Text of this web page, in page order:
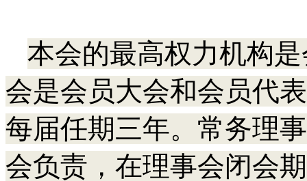
本会的最高权力机构
会是会员大会和会员代
每届任期三年。常务理
会负责，在理事会闭会